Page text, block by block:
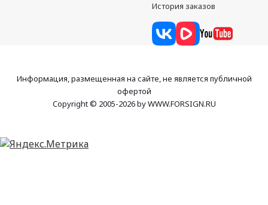
История заказов
Информация, размещенная на сайте, не является публичной
офертой
Copyright © 2005-2026 by WWW.FORSIGN.RU